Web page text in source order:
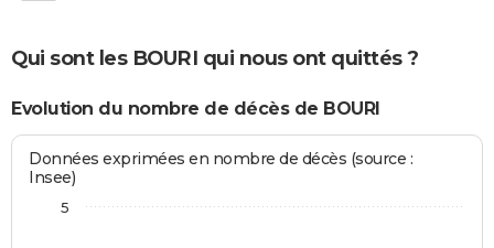
Qui sont les BOURI qui nous ont quittés ?
Evolution du nombre de décès de BOURI
Données exprimées en nombre de décès (source :
Insee)
5